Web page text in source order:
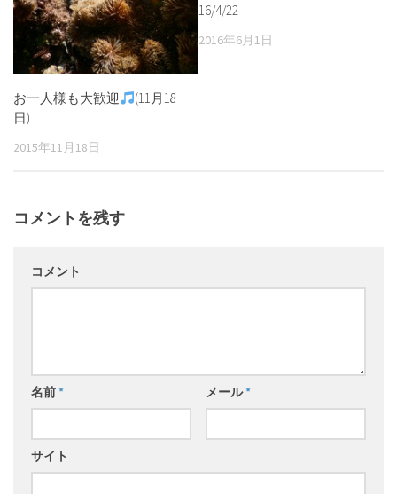
お一人様も大歓迎
(11月18
日)
2015年11月18日
16/4/22
2016年6月1日
コメントを残す
コメント
名前* メール*
サイト